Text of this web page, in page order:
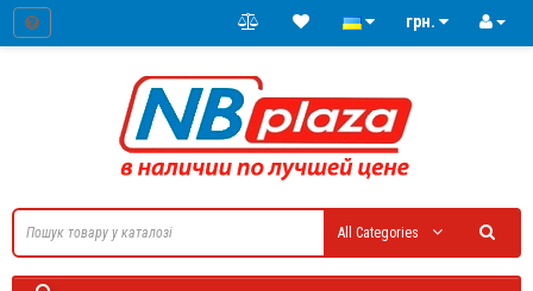
грн.
All Categories